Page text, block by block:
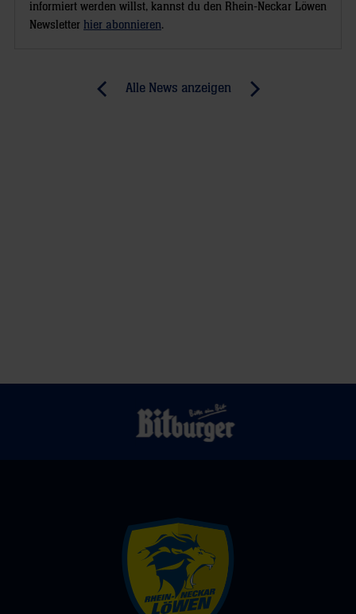
informiert werden willst, kannst du den Rhein-Neckar Löwen
Newsletter hier abonnieren.
Alle News anzeigen